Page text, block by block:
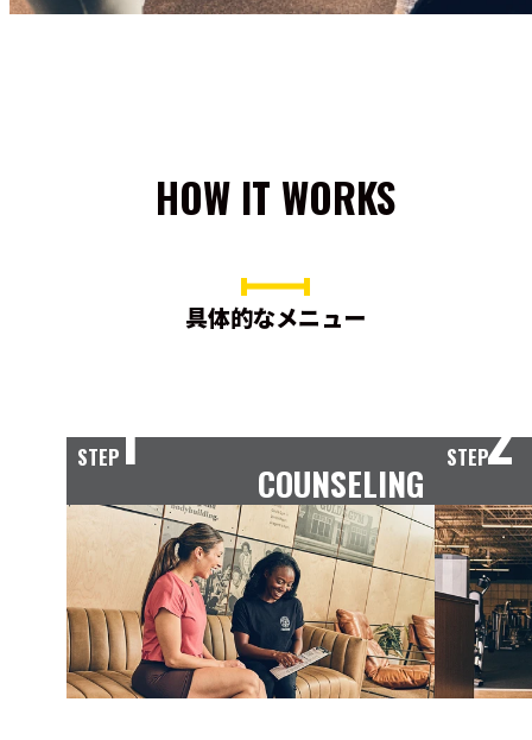
HOW IT WORKS
具体的なメニュー
STEP1
COUNSELING
STEP2